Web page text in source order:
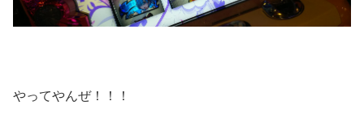
やってやんぜ！！！